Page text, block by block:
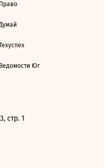
Право
Ведомости Юг
стр. 1